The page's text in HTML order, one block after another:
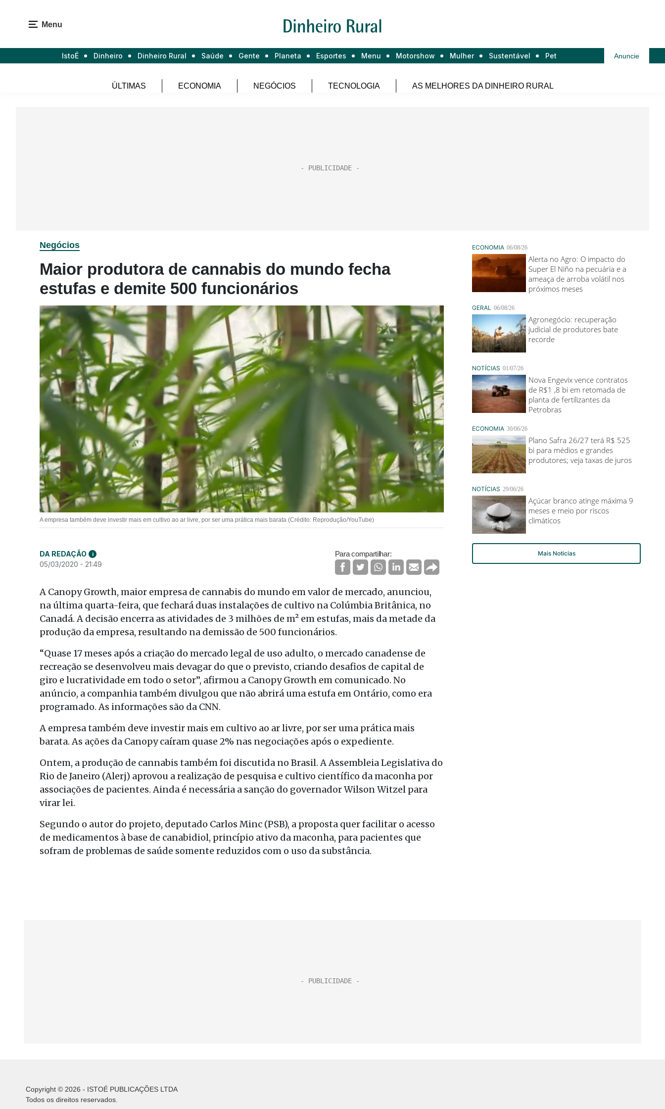
Menu
IstoÉ Dinheiro Dinheiro Rural Saúde Gente Planeta Esportes Menu Motorshow Mulher Sustentável Pet Anuncie
ÚLTIMAS ECONOMIA NEGÓCIOS TECNOLOGIA AS MELHORES DA DINHEIRO RURAL
Negócios
Maior produtora de cannabis do mundo fecha
estufas e demite 500 funcionários
A empresa também deve investir mais em cultivo ao ar livre, por ser uma prática mais barata (Crédito: Reprodução/YouTube)
DA REDAÇÃO i
05/03/2020 - 21:49
Para compartilhar:
A Canopy Growth, maior empresa de cannabis do mundo em valor de mercado, anunciou,
na última quarta-feira, que fechará duas instalações de cultivo na Colúmbia Britânica, no
Canadá. A decisão encerra as atividades de 3 milhões de m² em estufas, mais da metade da
produção da empresa, resultando na demissão de 500 funcionários.
“Quase 17 meses após a criação do mercado legal de uso adulto, o mercado canadense de
recreação se desenvolveu mais devagar do que o previsto, criando desafios de capital de
giro e lucratividade em todo o setor”, afirmou a Canopy Growth em comunicado. No
anúncio, a companhia também divulgou que não abrirá uma estufa em Ontário, como era
programado. As informações são da CNN.
A empresa também deve investir mais em cultivo ao ar livre, por ser uma prática mais
barata. As ações da Canopy caíram quase 2% nas negociações após o expediente.
Ontem, a produção de cannabis também foi discutida no Brasil. A Assembleia Legislativa do
Rio de Janeiro (Alerj) aprovou a realização de pesquisa e cultivo científico da maconha por
associações de pacientes. Ainda é necessária a sanção do governador Wilson Witzel para
virar lei.
Segundo o autor do projeto, deputado Carlos Minc (PSB), a proposta quer facilitar o acesso
de medicamentos à base de canabidiol, princípio ativo da maconha, para pacientes que
sofram de problemas de saúde somente reduzidos com o uso da substância.
Copyright © 2026 - ISTOÉ PUBLICAÇÕES LTDA
Todos os direitos reservados.